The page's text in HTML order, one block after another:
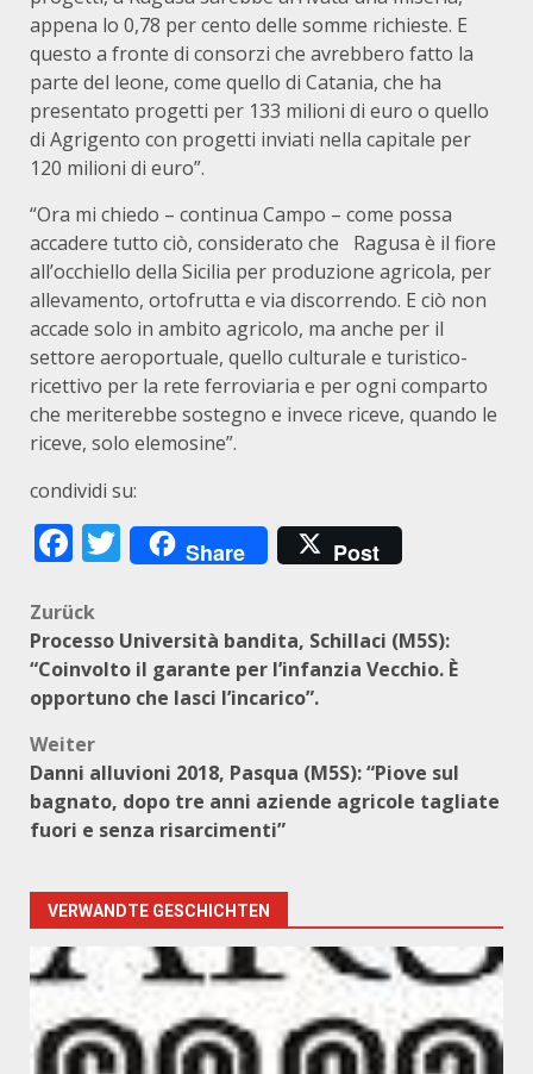
appena lo 0,78 per cento delle somme richieste. E
questo a fronte di consorzi che avrebbero fatto la
parte del leone, come quello di Catania, che ha
presentato progetti per 133 milioni di euro o quello
di Agrigento con progetti inviati nella capitale per
120 milioni di euro”.
“Ora mi chiedo – continua Campo – come possa
accadere tutto ciò, considerato che Ragusa è il fiore
all’occhiello della Sicilia per produzione agricola, per
allevamento, ortofrutta e via discorrendo. E ciò non
accade solo in ambito agricolo, ma anche per il
settore aeroportuale, quello culturale e turistico-
ricettivo per la rete ferroviaria e per ogni comparto
che meriterebbe sostegno e invece riceve, quando le
riceve, solo elemosine”.
condividi su:
Facebook
Twitter
Share Post
Beitragsnavigation
Zurück
Processo Università bandita, Schillaci (M5S):
“Coinvolto il garante per l’infanzia Vecchio. È
opportuno che lasci l’incarico”.
Weiter
Danni alluvioni 2018, Pasqua (M5S): “Piove sul
bagnato, dopo tre anni aziende agricole tagliate
fuori e senza risarcimenti”
VERWANDTE GESCHICHTEN